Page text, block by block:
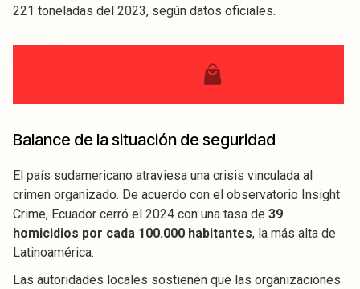
221 toneladas del 2023, según datos oficiales.
Balance de la situación de seguridad
El país sudamericano atraviesa una crisis vinculada al
crimen organizado. De acuerdo con el observatorio Insight
Crime, Ecuador cerró el 2024 con una tasa de 39
homicidios por cada 100.000 habitantes, la más alta de
Latinoamérica.
Las autoridades locales sostienen que las organizaciones